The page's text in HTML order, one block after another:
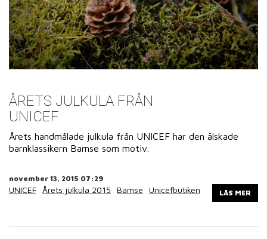
ÅRETS JULKULA FRÅN
UNICEF
Årets handmålade julkula från UNICEF har den älskade
barnklassikern Bamse som motiv.
november 13, 2015 07:29
UNICEF Årets julkula 2015 Bamse Unicefbutiken LÄS MER